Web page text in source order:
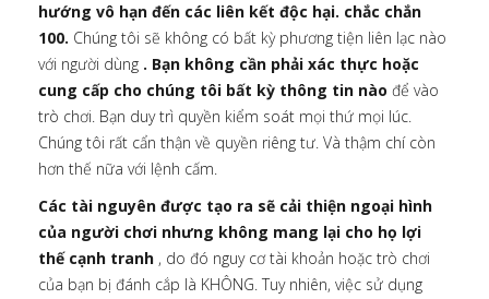
hướng vô hạn đến các liên kết độc hại. chắc chắn
100. Chúng tôi sẽ không có bất kỳ phương tiện liên lạc nào
với người dùng . Bạn không cần phải xác thực hoặc
cung cấp cho chúng tôi bất kỳ thông tin nào để vào
trò chơi. Bạn duy trì quyền kiểm soát mọi thứ mọi lúc.
Chúng tôi rất cẩn thận về quyền riêng tư. Và thậm chí còn
hơn thế nữa với lệnh cấm.
Các tài nguyên được tạo ra sẽ cải thiện ngoại hình
của người chơi nhưng không mang lại cho họ lợi
thế cạnh tranh , do đó nguy cơ tài khoản hoặc trò chơi
của bạn bị đánh cắp là KHÔNG. Tuy nhiên, việc sử dụng